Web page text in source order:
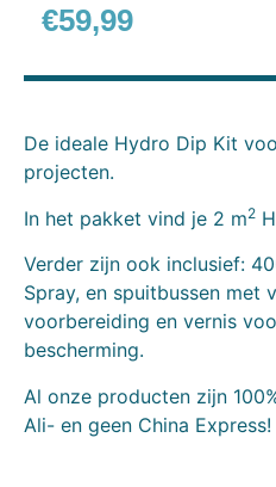
€59,99
De ideale Hydro Dip Kit
projecten.
In het pakket vind je 2 m2
Verder zijn ook inclusief:
Spray, en spuitbussen met
voorbereiding en vernis
bescherming.
Al onze producten zijn
Ali- en geen China Express!